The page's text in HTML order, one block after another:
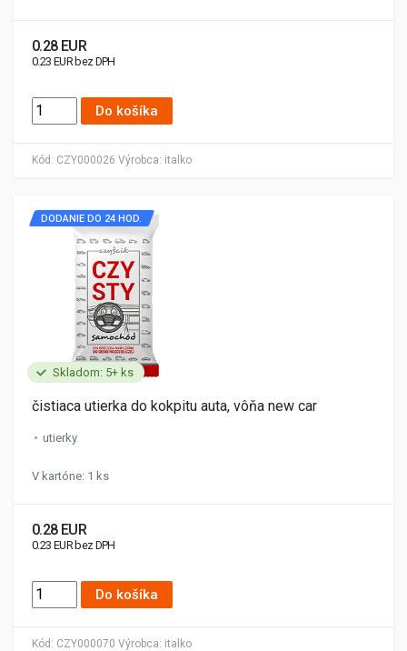
Kód: CZY000026 Výrobca: italko
0.28 EUR
0.23 EUR bez DPH
Do košíka
Skladom: 5+ ks
Kód: CZY000070 Výrobca: italko
DODANIE DO 24 HOD.
čistiaca utierka do kokpitu auta, vôňa new car
utierky
V kartóne: 1 ks
0.28 EUR
0.23 EUR bez DPH
Do košíka